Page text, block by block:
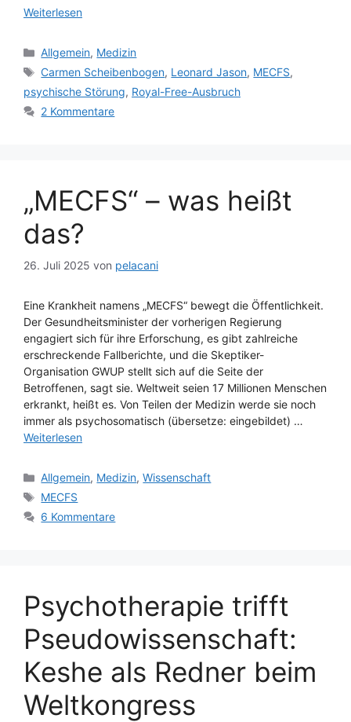
Weiterlesen
Kategorien
Allgemein, Medizin
Schlagwörter
Carmen Scheibenbogen, Leonard Jason, MECFS,
psychische Störung, Royal-Free-Ausbruch
2 Kommentare
„MECFS“ – was heißt
das?
26. Juli 2025 von pelacani
Eine Krankheit namens „MECFS“ bewegt die Öffentlichkeit.
Der Gesundheitsminister der vorherigen Regierung
engagiert sich für ihre Erforschung, es gibt zahlreiche
erschreckende Fallberichte, und die Skeptiker-
Organisation GWUP stellt sich auf die Seite der
Betroffenen, sagt sie. Weltweit seien 17 Millionen Menschen
erkrankt, heißt es. Von Teilen der Medizin werde sie noch
immer als psychosomatisch (übersetze: eingebildet) …
Weiterlesen
Kategorien
Allgemein, Medizin,Wissenschaft
Schlagwörter
MECFS
6 Kommentare
Psychotherapie trifft
Pseudowissenschaft:
Keshe als Redner beim
Weltkongress